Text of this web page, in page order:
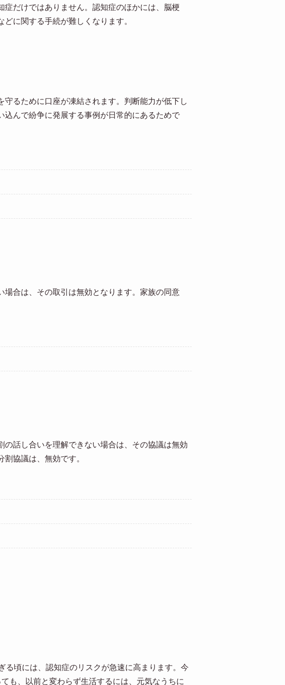
だけではありません。認知症のほかには、脳梗
に関する手続が難しくなります。
るために口座が凍結されます。判断能力が低下し
んで紛争に発展する事例が日常的にあるためで
合は、その取引は無効となります。家族の同意
話し合いを理解できない場合は、その協議は無効
協議は、無効です。
頃には、認知症のリスクが急速に高まります。今
も、以前と変わらず生活するには、元気なうちに